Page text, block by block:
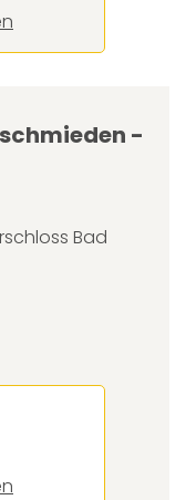
-
Bad